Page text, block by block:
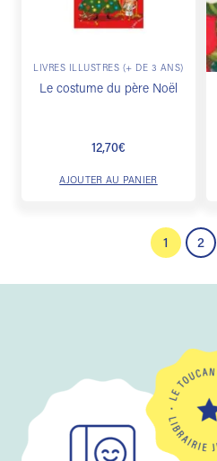
LIVRES ILLUSTRÉS (+ DE 3 ANS)
Le costume du père Noël
12,70€
AJOUTER AU PANIER
1 2